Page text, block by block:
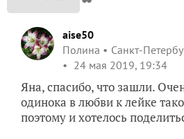
aise50
Полина
Санкт-
24 мая 2019, 19:34
Яна, спасибо, что зашли.
одинока в любви к лейке
поэтому и хотелось